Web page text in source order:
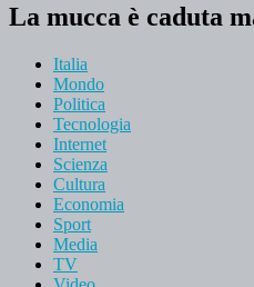
La mucca è caduta
Italia
Mondo
Politica
Tecnologia
Internet
Scienza
Cultura
Economia
Sport
Media
TV